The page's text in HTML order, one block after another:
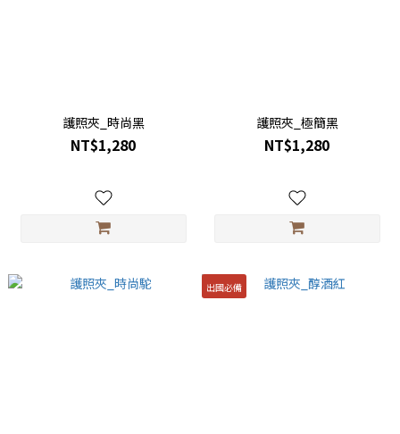
護照夾_時尚黑
NT$1,280
護照夾_極簡黑
NT$1,280
出國必備